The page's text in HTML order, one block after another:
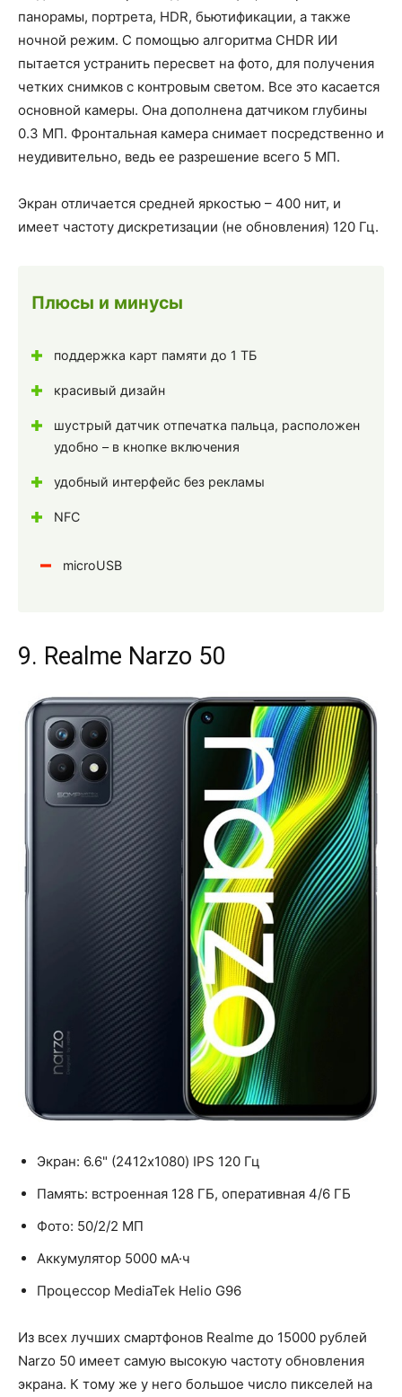
панорамы, портрета, HDR, бьютификации, а также
ночной режим. С помощью алгоритма CHDR ИИ
пытается устранить пересвет на фото, для получения
четких снимков с контровым светом. Все это касается
основной камеры. Она дополнена датчиком глубины
0.3 МП. Фронтальная камера снимает посредственно и
неудивительно, ведь ее разрешение всего 5 МП.
Экран отличается средней яркостью – 400 нит, и
имеет частоту дискретизации (не обновления) 120 Гц.
Плюсы и минусы
поддержка карт памяти до 1 ТБ
красивый дизайн
шустрый датчик отпечатка пальца, расположен
удобно – в кнопке включения
удобный интерфейс без рекламы
NFC
microUSB
9. Realme Narzo 50
Экран: 6.6" (2412x1080) IPS 120 Гц
Память: встроенная 128 ГБ, оперативная 4/6 ГБ
Фото: 50/2/2 МП
Аккумулятор 5000 мА·ч
Процессор MediaTek Helio G96
Из всех лучших смартфонов Realme до 15000 рублей
Narzo 50 имеет самую высокую частоту обновления
экрана. К тому же у него большое число пикселей на